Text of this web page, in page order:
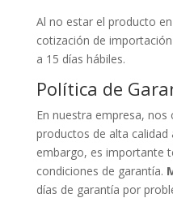
Al no estar el producto
cotización de
a 15 días hábiles.
Política de
En nuestra empresa,
productos de alta calidad
embargo, es importante
condiciones de garantía.
días de garantía por